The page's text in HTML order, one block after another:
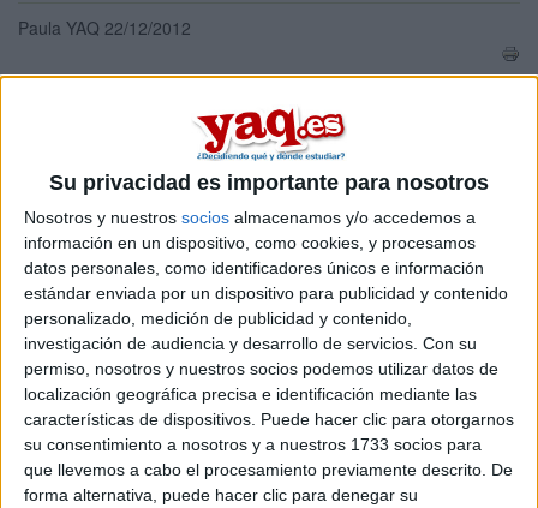
Su privacidad es importante para nosotros
Nosotros y nuestros socios almacenamos y/o accedemos a
información en un dispositivo, como cookies, y procesamos
datos personales, como identificadores únicos e información
estándar enviada por un dispositivo para publicidad y contenido
personalizado, medición de publicidad y contenido,
investigación de audiencia y desarrollo de servicios. Con su
permiso, nosotros y nuestros socios podemos utilizar datos de
localización geográfica precisa e identificación mediante las
características de dispositivos. Puede hacer clic para otorgarnos
su consentimiento a nosotros y a nuestros 1733 socios para
que llevemos a cabo el procesamiento previamente descrito. De
forma alternativa, puede hacer clic para denegar su
Paula YAQ 22/12/2012
Puntos:208